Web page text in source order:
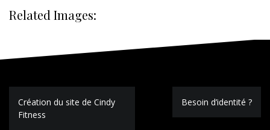
Related Images:
de
l’article
Création du site de Cindy
Fitness
Besoin d’identité ?